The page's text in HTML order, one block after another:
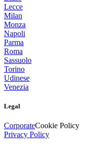
Lecce
Milan
Monza
Napoli
Parma
Roma
Sassuolo
Torino
Udinese
Venezia
Legal
CorporateCookie Policy
Privacy Policy